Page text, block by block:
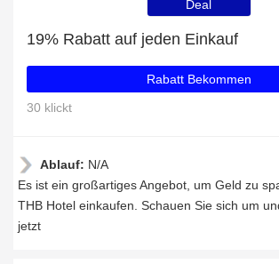
Deal
19% Rabatt auf jeden Einkauf
Rabatt Bekommen
30 klickt
Ablauf: N/A
Es ist ein großartiges Angebot, um Geld zu
THB Hotel einkaufen. Schauen Sie sich um
jetzt